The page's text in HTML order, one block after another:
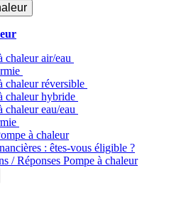
chaleur air/eau
chaleur réversible
chaleur hybride
chaleur​ eau/eau
à chaleur
: êtes-vous éligible ?
/ Réponses Pompe à chaleur